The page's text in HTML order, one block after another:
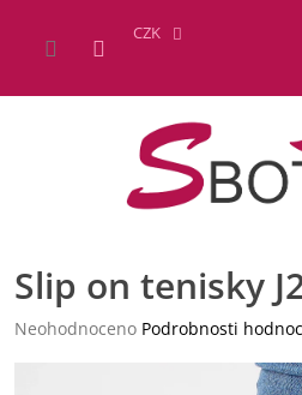
obsah
CZK
Slip on tenisky
Průměrné
Neohodnoceno Podrobnosti